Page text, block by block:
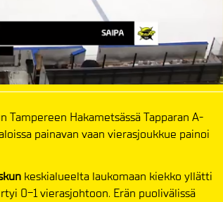
Hakametsässä Tapparan A-
painavan vaan vierasjoukkue painoi
keskialueelta laukomaan kiekko yllätti
0-1 vierasjohtoon. Erän puolivälissä